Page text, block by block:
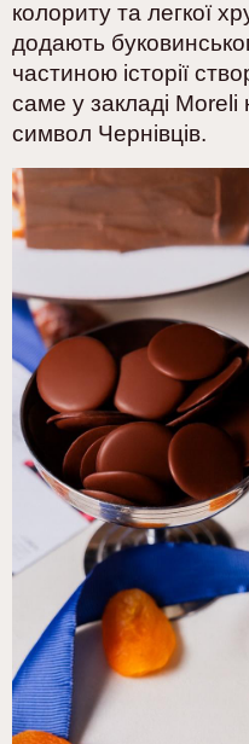
колориту та легкої
додають
частиною історії
саме у закладі
символ Чернівців.